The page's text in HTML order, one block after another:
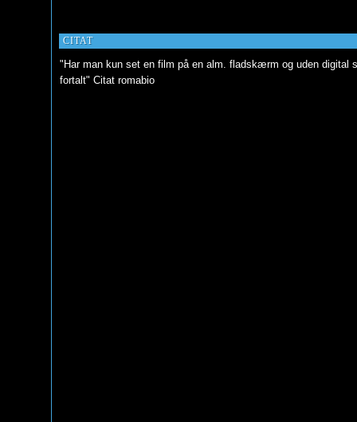
CITAT
"Har man kun set en film på en alm. fladskærm og uden digital
fortalt" Citat romabio